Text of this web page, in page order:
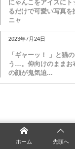
にゃんこをアイスに
るだけで可愛い写真
ニャ
2023年7月24日
「ギャーッ！ 」と猫
う…。仰向けのままお
の顔が鬼気迫...
ホーム 先頭へ